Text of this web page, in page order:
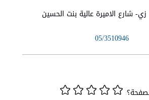
زي- شارع الاميرة عالية بنت الحسين